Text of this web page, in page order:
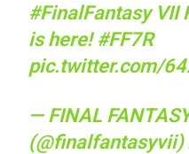
#FinalFantasyVII
is here!#FF7R
pic.twitter.com/
— FINAL
(@finalfantasyvii)